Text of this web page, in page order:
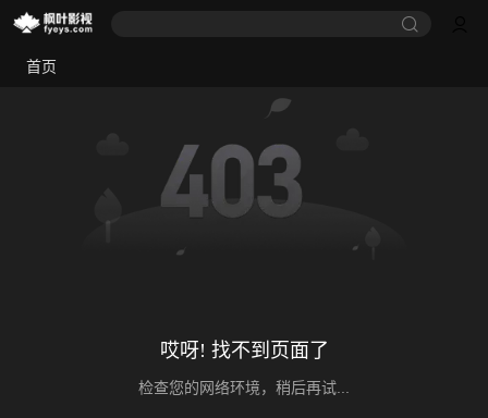
首页
哎呀! 找不到页面了
检查您的网络环境，稍后再试...